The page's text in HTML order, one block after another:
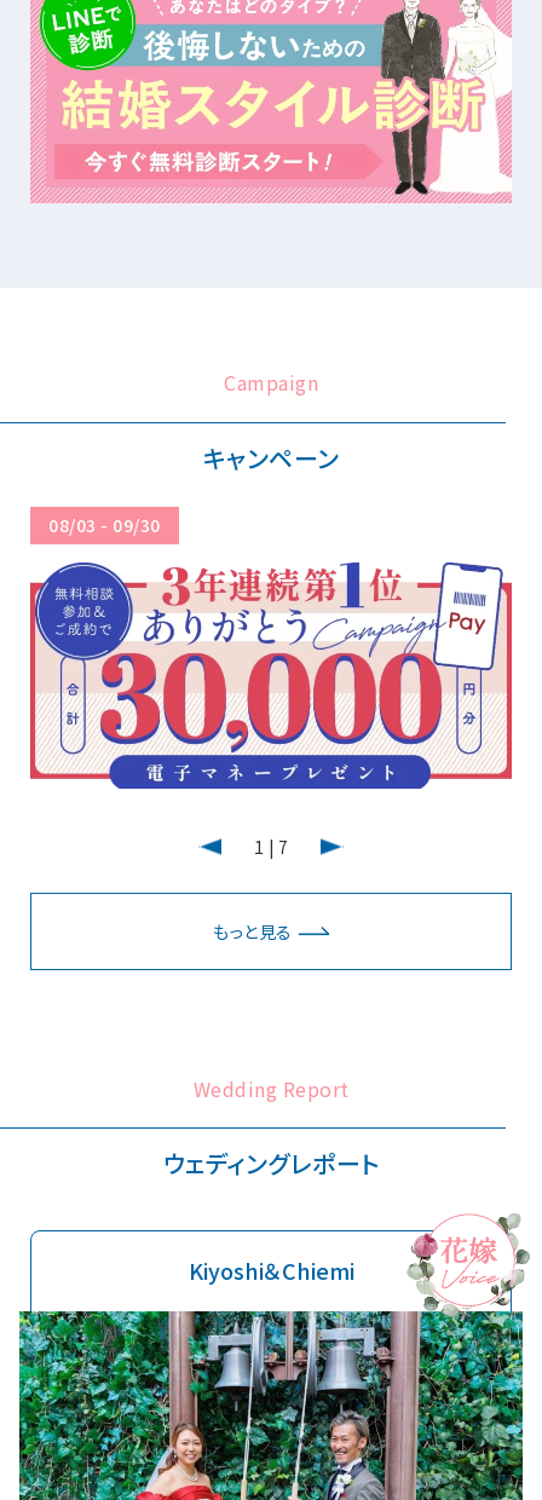
Campaign
キャンペーン
08/03 - 09/30
1 | 7
もっと見る
Wedding Report
ウェディングレポート
Kiyoshi＆Chiemi